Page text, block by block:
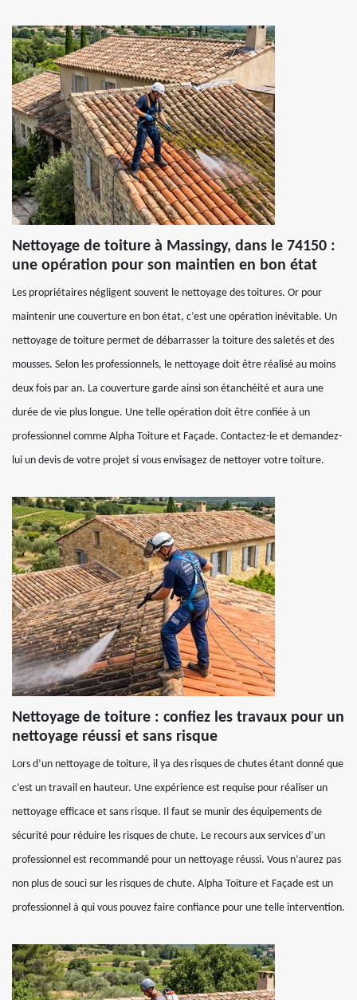
Nettoyage de toiture à Massingy, dans le 74150 :
une opération pour son maintien en bon état
Les propriétaires négligent souvent le nettoyage des toitures. Or pour
maintenir une couverture en bon état, c’est une opération inévitable. Un
nettoyage de toiture permet de débarrasser la toiture des saletés et des
mousses. Selon les professionnels, le nettoyage doit être réalisé au moins
deux fois par an. La couverture garde ainsi son étanchéité et aura une
durée de vie plus longue. Une telle opération doit être confiée à un
professionnel comme Alpha Toiture et Façade. Contactez-le et demandez-
lui un devis de votre projet si vous envisagez de nettoyer votre toiture.
Nettoyage de toiture : confiez les travaux pour un
nettoyage réussi et sans risque
Lors d’un nettoyage de toiture, il ya des risques de chutes étant donné que
c’est un travail en hauteur. Une expérience est requise pour réaliser un
nettoyage efficace et sans risque. Il faut se munir des équipements de
sécurité pour réduire les risques de chute. Le recours aux services d’un
professionnel est recommandé pour un nettoyage réussi. Vous n’aurez pas
non plus de souci sur les risques de chute. Alpha Toiture et Façade est un
professionnel à qui vous pouvez faire confiance pour une telle intervention.